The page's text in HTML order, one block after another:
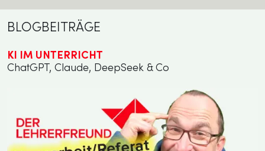
BLOGBEITRÄGE
KI IM UNTERRICHT
ChatGPT, Claude, DeepSeek & Co